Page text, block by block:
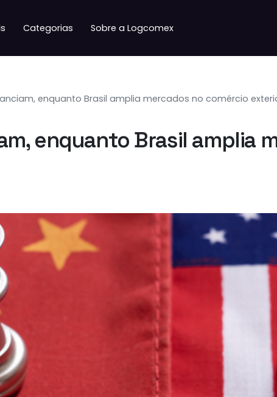
Categorias Sobre a Logcomex
enquanto Brasil amplia mercados no comércio
enquanto Brasil amplia